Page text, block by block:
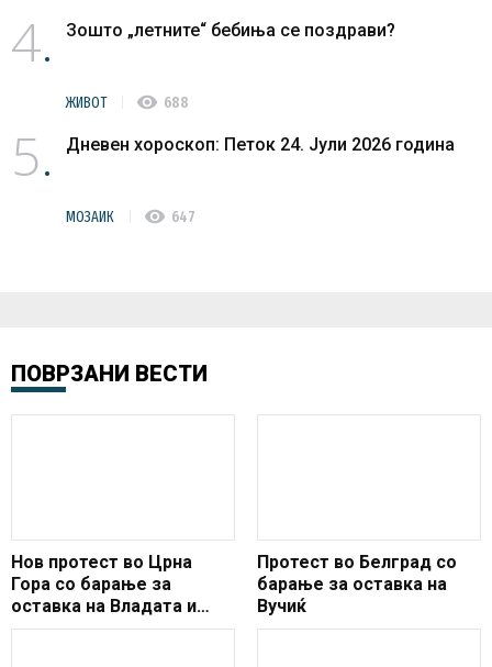
4 Зошто „летните“ бебиња се поздрави?
ЖИВОТ visibility 688
5 Дневен хороскоп: Петок 24. Јули 2026 година
МОЗАИК visibility 647
ПОВРЗАНИ ВЕСТИ
Нов протест во Црна
Гора со барање за
оставка на Владата и
Претседателот
Протест во Белград со
барање за оставка на
Вучиќ